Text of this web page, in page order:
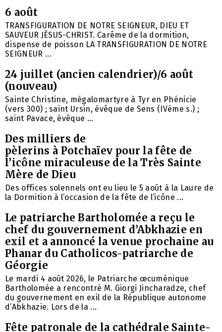
6 août
TRANSFIGURATION DE NOTRE SEIGNEUR, DIEU ET
SAUVEUR JÉSUS-CHRIST. Carême de la dormition,
dispense de poisson LA TRANSFIGURATION DE NOTRE
SEIGNEUR ...
24 juillet (ancien calendrier)/6 août
(nouveau)
Sainte Christine, mégalomartyre à Tyr en Phénicie
(vers 300) ; saint Ursin, évêque de Sens (IVème s.) ;
saint Pavace, évêque ...
Des milliers de
pèlerins à Potchaïev pour la fête de
l’icône miraculeuse de la Très Sainte
Mère de Dieu
Des offices solennels ont eu lieu le 5 août à la Laure de
la Dormition à l’occasion de la fête de l’icône ...
Le patriarche Bartholomée a reçu le
chef du gouvernement d’Abkhazie en
exil et a annoncé la venue prochaine au
Phanar du Catholicos-patriarche de
Géorgie
Le mardi 4 août 2026, le Patriarche œcuménique
Bartholomée a rencontré M. Giorgi Jincharadze, chef
du gouvernement en exil de la République autonome
d’Abkhazie. Lors de la ...
Fête patronale de la cathédrale Sainte-